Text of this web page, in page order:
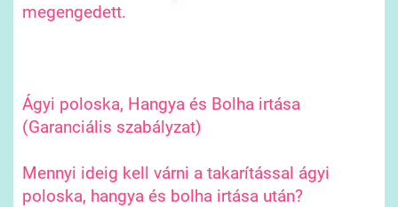
megengedett.
Ágyi poloska, Hangya és Bolha irtása
(Garanciális szabályzat)
Mennyi ideig kell várni a takarítással ágyi
poloska, hangya és bolha irtása után?